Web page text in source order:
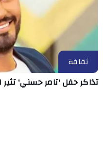
ثقافة
تذاكر حفل 'تامر حسني' تثير